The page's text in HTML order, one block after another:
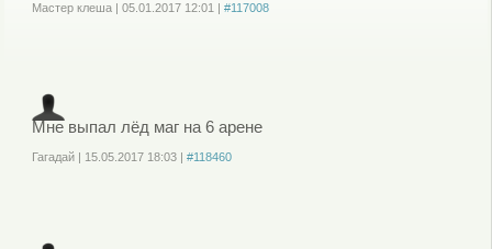
Мастер клеша |05.01.2017 12:01 |#117008
Мне выпал лёд маг на 6 арене
Гагадай 15.05.2017 18:03 |#118460